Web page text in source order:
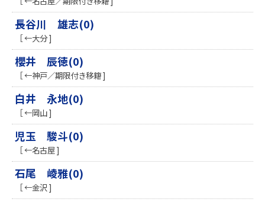
長谷川 雄志(0)
［ ←大分 ]
櫻井 辰徳(0)
［ ←神戸／期限付き移籍 ]
白井 永地(0)
［ ←岡山 ]
児玉 駿斗(0)
［ ←名古屋 ]
石尾 崚雅(0)
［ ←金沢 ]